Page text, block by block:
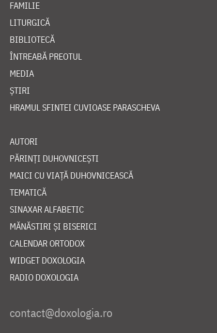
FAMILIE
LITURGICĂ
BIBLIOTECĂ
ÎNTREABĂ PREOTUL
MEDIA
ȘTIRI
HRAMUL SFINTEI CUVIOASE PARASCHEVA
AUTORI
PĂRINȚI DUHOVNICEȘTI
MAICI CU VIAȚĂ DUHOVNICEASCĂ
TEMATICĂ
SINAXAR ALFABETIC
MĂNĂSTIRI ȘI BISERICI
CALENDAR ORTODOX
WIDGET DOXOLOGIA
RADIO DOXOLOGIA